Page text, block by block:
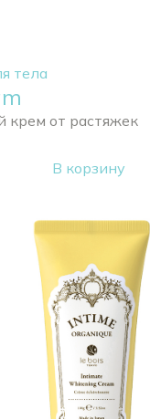
тела
крем от растяжек
В корзину